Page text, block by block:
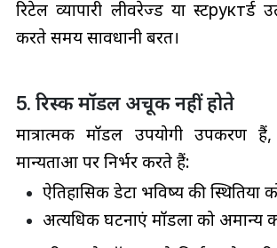
रिटेल व्यापारी लीवरेज्ड या स्टруктर्ड
करते समय सावधानी बरतें।
5. रिस्क मॉडल अचूक नहीं होते
मात्रात्मक मॉडल उपयोगी
मान्यताओं पर निर्भर करते हैं:
ऐतिहासिक डेटा भविष्य की स्थितियों
अत्यधिक घटनाएं मॉडलों को अमान्य